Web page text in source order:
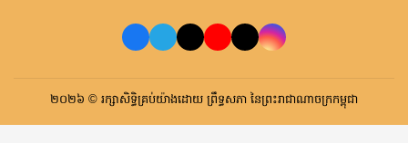
២០២៦ © រក្សាសិទ្ធិគ្រប់យ៉ាងដោយ ព្រឹទ្ធសភា នៃព្រះរាជាណាចក្រកម្ពុជា